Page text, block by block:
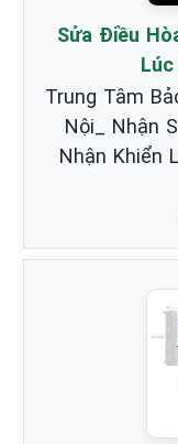
Sửa Điều
Trung Tâm
Nội_ Nhận
Nhận Khiển